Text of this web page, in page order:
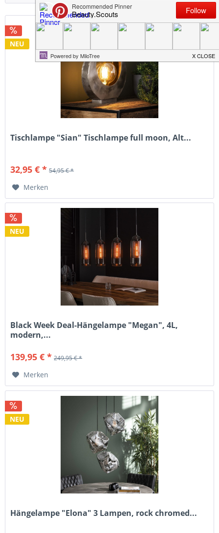
NEU
Tischlampe "Sian" Tischlampe full moon, Alt...
32,95 € * 54,95 € *
Merken
NEU
Black Week Deal-Hängelampe "Megan", 4L,
modern,...
139,95 € * 249,95 € *
Merken
NEU
Hängelampe "Elona" 3 Lampen, rock chromed...